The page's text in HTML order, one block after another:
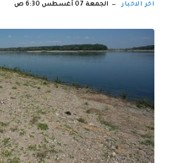
اخر الاخبار الجمعة 07 أغسطس 6:30 ص